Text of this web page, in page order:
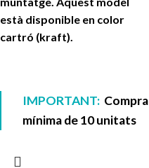
està disponible en color
cartró (kraft).
IMPORTANT: Compra
mínima de 10 unitats